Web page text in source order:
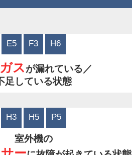
E5 F3 H6
スが漏れている／
足している状態
H3 H5 P5
室外機の